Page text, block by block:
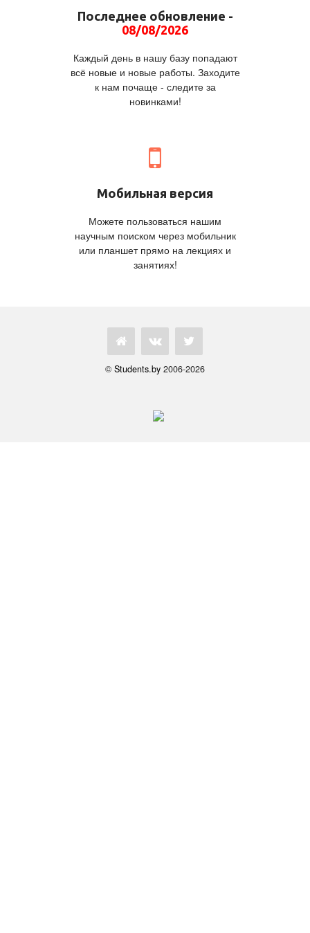
Последнее обновление -
08/08/2026
Каждый день в нашу базу попадают
всё новые и новые работы. Заходите
к нам почаще - следите за
новинками!
Мобильная версия
Можете пользоваться нашим
научным поиском через мобильник
или планшет прямо на лекциях и
занятиях!
© Students.by 2006-2026